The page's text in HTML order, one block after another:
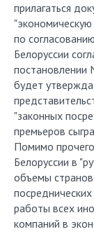
прилагаться
по
Белоруссии
постановлении
будет
"законных
премьеров
Помимо
Белоруссии в
объемы
работы всех
компаний в